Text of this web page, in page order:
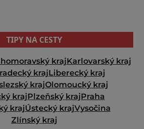
TIPY NA CESTY
krajKarlovarský kraj
krajLiberecký kraj
krajOlomoucký kraj
krajPlzeňský krajPraha
krajÚstecký krajVysočina
Zlínský kraj